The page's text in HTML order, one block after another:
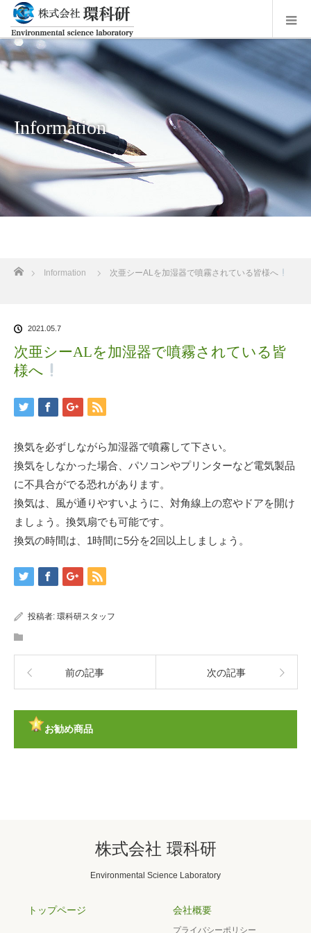
Information
ホーム
Information 次亜シーALを加湿器で噴霧されている皆様へ
2021.05.7
次亜シーALを加湿器で噴霧されている皆
様へ
換気を必ずしながら加湿器で噴霧して下さい。
換気をしなかった場合、パソコンやプリンターなど電気製品
に不具合がでる恐れがあります。
換気は、風が通りやすいように、対角線上の窓やドアを開け
ましょう。換気扇でも可能です。
換気の時間は、1時間に5分を2回以上しましょう。
投稿者: 環科研スタッフ
前の記事 次の記事
お勧め商品
株式会社 環科研
Environmental Science Laboratory
トップページ 会社概要
プライバシーポリシー